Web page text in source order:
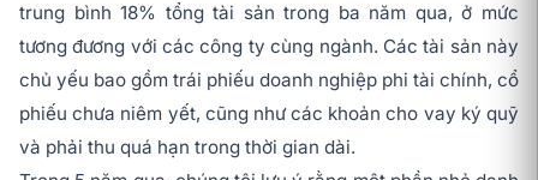
trung bình 18% tổng tài sản trong ba năm qua, ở mức
tương đương với các công ty cùng ngành. Các tài sản này
chủ yếu bao gồm trái phiếu doanh nghiệp phi tài chính, cổ
phiếu chưa niêm yết, cũng như các khoản cho vay ký quỹ
và phải thu quá hạn trong thời gian dài.